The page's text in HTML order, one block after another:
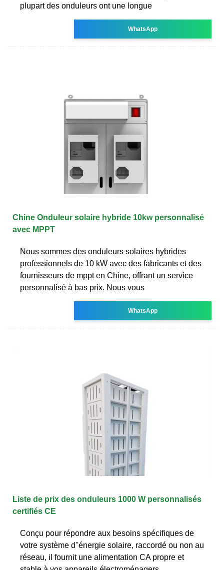
plupart des onduleurs ont une longue
WhatsApp
Chine Onduleur solaire hybride 10kw personnalisé
avec MPPT
Nous sommes des onduleurs solaires hybrides
professionnels de 10 kW avec des fabricants et des
fournisseurs de mppt en Chine, offrant un service
personnalisé à bas prix. Nous vous
WhatsApp
Liste de prix des onduleurs 1000 W personnalisés
certifiés CE
Conçu pour répondre aux besoins spécifiques de
votre système d''énergie solaire, raccordé ou non au
réseau, il fournit une alimentation CA propre et